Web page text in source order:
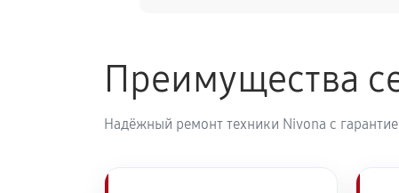
Преимущества
Надёжный ремонт техники Nivona с